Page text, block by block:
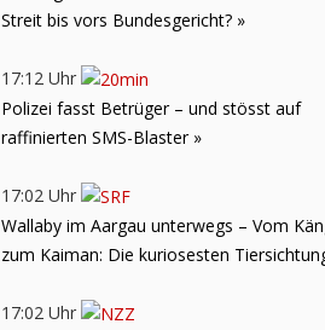
Streit bis vors Bundesgericht? »
17:12 Uhr
Polizei fasst Betrüger – und stösst auf
raffinierten SMS-Blaster »
17:02 Uhr
Wallaby im Aargau unterwegs – Vom
zum Kaiman: Die kuriosesten
17:02 Uhr